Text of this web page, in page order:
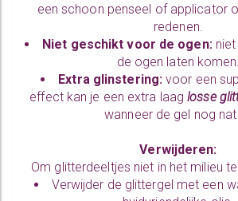
een schoon penseel of applicator
redenen.
Niet geschikt voor de ogen:niet
de ogen laten komen.
Extra glinstering: voor een
effect kan je een extra laaglosse
wanneer de gel nog
Verwijderen:
Om glitterdeeltjes niet in het milieu
Verwijder de glittergel met een